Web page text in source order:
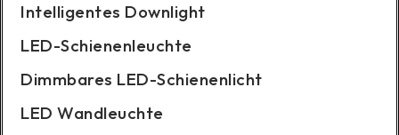
Intelligentes Downlight
LED-Schienenleuchte
Dimmbares LED-Schienenlicht
LED Wandleuchte